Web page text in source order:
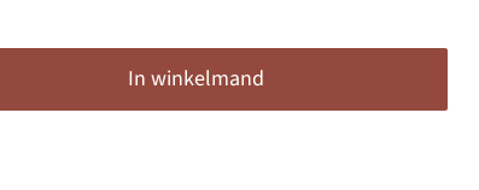
In winkelmand